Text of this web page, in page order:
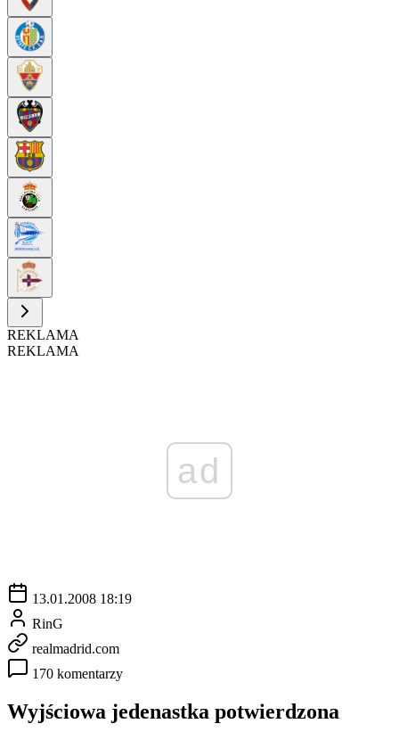
REKLAMA
REKLAMA
ad
13.01.2008 18:19
RinG
realmadrid.com
170 komentarzy
Wyjściowa jedenastka potwierdzona